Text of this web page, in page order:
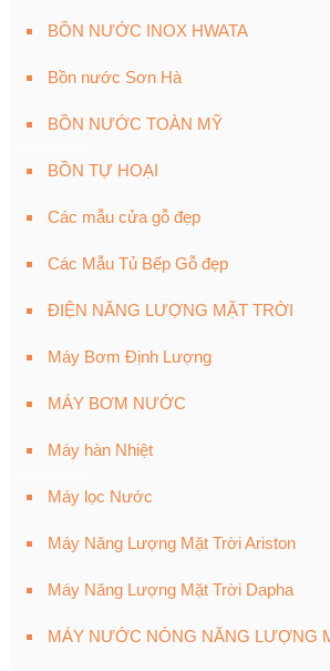
BỒN NƯỚC INOX HWATA
Bồn nước Sơn Hà
BỒN NƯỚC TOÀN MỸ
BỒN TỰ HOẠI
Các mẫu cửa gỗ đẹp
Các Mẫu Tủ Bếp Gỗ đẹp
ĐIỆN NĂNG LƯỢNG MẶT TRỜI
Máy Bơm Định Lượng
MÁY BƠM NƯỚC
Máy hàn Nhiệt
Máy lọc Nước
Máy Năng Lượng Mặt Trời Ariston
Máy Năng Lượng Mặt Trời Dapha
MÁY NƯỚC NÓNG NĂNG LƯỢNG